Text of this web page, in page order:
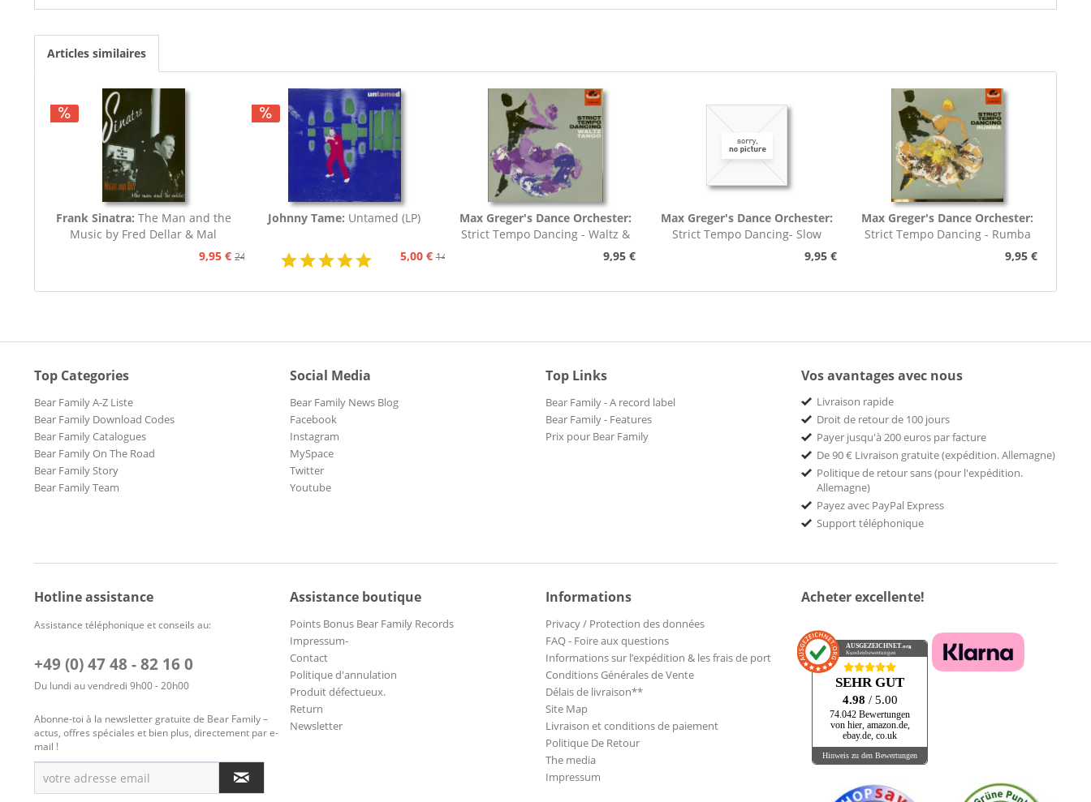
Articles similaires
Frank Sinatra: The Man and the
Music by Fred Dellar & Mal
9,95 € 24,95 €
Johnny Tame: Untamed (LP)
5,00 € 14,95 €
Max Greger's Dance Orchester:
Strict Tempo Dancing - Waltz &
9,95 €
Max Greger's Dance Orchester:
Strict Tempo Dancing- Slow
9,95 €
Max Greger's Dance Orchester:
Strict Tempo Dancing - Rumba
9,95 €
Top Categories
Bear Family A-Z Liste
Bear Family Download Codes
Bear Family Catalogues
Bear Family On The Road
Bear Family Story
Bear Family Team
Social Media
Bear Family News Blog
Facebook
Instagram
MySpace
Twitter
Youtube
Top Links
Bear Family - A record label
Bear Family - Features
Prix pour Bear Family
Vos avantages avec nous
Livraison rapide
Droit de retour de 100 jours
Payer jusqu'à 200 euros par facture
De 90 € Livraison gratuite (expédition. Allemagne)
Politique de retour sans (pour l'expédition.
Allemagne)
Payez avec PayPal Express
Support téléphonique
Hotline assistance
Assistance téléphonique et conseils au:
+49 (0) 47 48 - 82 16 0
Du lundi au vendredi 9h00 - 20h00
Abonne-toi à la newsletter gratuite de Bear Family –
actus, offres spéciales et bien plus, directement par e-
mail !
Assistance boutique
Points Bonus Bear Family Records
Impressum-
Contact
Politique d'annulation
Produit défectueux.
Return
Newsletter
Informations
Privacy / Protection des données
FAQ - Foire aux questions
Informations sur l’expédition & les frais de port
Conditions Générales de Vente
Délais de livraison**
Site Map
Livraison et conditions de paiement
Politique De Retour
The media
Impressum
Acheter excellente!
AUSGEZEICHNET.org
Kundenbewertungen
SEHR GUT
4.98 / 5.00
74.042 Bewertungen
von hier, amazon.de,
ebay.de, co.uk
Hinweis zu den Bewertungen